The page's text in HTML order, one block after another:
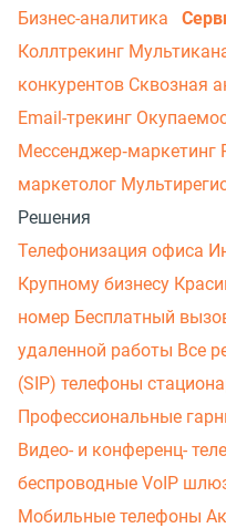
Бизнес-аналитика
Коллтрекинг
конкурентов Сквозная
Email-трекинг
Мессенджер‑маркетинг
маркетолог
Решения
Телефонизация офиса
Крупному бизнесу
номер Бесплатный
удаленной работы Все
(SIP) телефоны
Профессиональные
Видео- и конференц-
беспроводные VoIP
Мобильные телефоны